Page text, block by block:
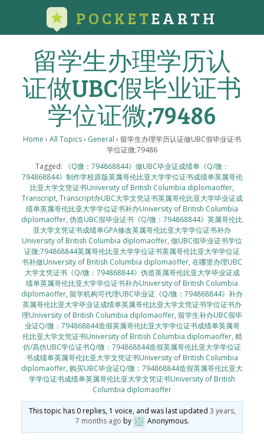
POCKETEARTH
留学生办理学历认
证做UBC假毕业证书
学位证微;79486
Home › All Topics› General › 留学生办理学历认证做UBC假毕业证书
学位证微;79486
Tagged:
《Q微：794868844》做UBC毕业证成绩单《Q/微：
794868844》制作学校原版英属哥伦比亚大学学位证书成绩单英属哥伦
比亚大学文凭证书University of British Columbia diplomaoffer,
Transcript, Transcript办UBC大学文凭证书英属哥伦比亚大学毕业证成
绩单英属哥伦比亚大学学位证书补办University of British Columbia
diplomaoffer, 伪造UBC假毕业证书《Q/微：794868844》英属哥伦比
亚大学文凭证书成绩单GPA修改英属哥伦比亚大学学位证书补办
University of British Columbia diplomaoffer, 做UBC假毕业证书学位
证微;794868844英属哥伦比亚大学学位证书英属哥伦比亚大学学位证
书补做University of British Columbia diplomaoffer, 在哪里办理UBC
大学文凭证书《Q/微：794868844》伪造英属哥伦比亚大学毕业证成
绩单英属哥伦比亚大学学位证书补办University of British Columbia
diplomaoffer, 留学机构可代理UBC毕业证《Q/微：794868844》补办
英属哥伦比亚大学毕业证成绩单英属哥伦比亚大学文凭证书学位证书办
理University of British Columbia diplomaoffer, 留学生补办UBC假毕
业证Q/微：794868844造假英属哥伦比亚大学学位证书成绩单英属哥
伦比亚大学文凭证书University of British Columbia diplomaoffer, 精
仿/高仿UBC学位证书Q/微：794868844造假英属哥伦比亚大学学位证
书成绩单英属哥伦比亚大学文凭证书University of British Columbia
diplomaoffer, 购买UBC毕业证Q/微：794868844造假英属哥伦比亚大
学学位证书成绩单英属哥伦比亚大学文凭证书University of British
Columbia diplomaoffer
This topic has 0 replies, 1 voice, and was last updated 3 years,
7 months ago by Anonymous.